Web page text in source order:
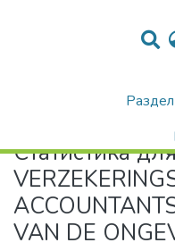
Статистика
Статистика
VAN DE